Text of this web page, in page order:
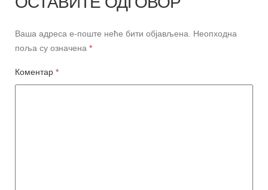
Ваша адреса е-поште неће бити објављена. Неопходна
поља су означена *
Коментар *